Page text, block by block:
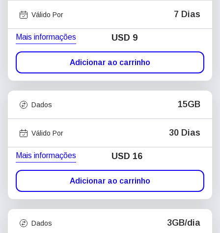
Válido Por 7 Dias
Mais informações USD 9
Adicionar ao carrinho
Dados 15GB
Válido Por 30 Dias
Mais informações USD 16
Adicionar ao carrinho
Dados 3GB/dia